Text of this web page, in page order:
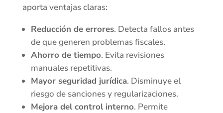
aporta ventajas claras:
Reducción de errores. Detecta fallos antes
de que generen problemas fiscales.
Ahorro de tiempo. Evita revisiones
manuales repetitivas.
Mayor seguridad jurídica. Disminuye el
riesgo de sanciones y regularizaciones.
Mejora del control interno. Permite